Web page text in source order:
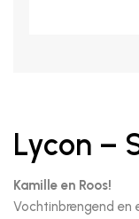
Lycon –
Kamille en Roos!
Vochtinbrengend en